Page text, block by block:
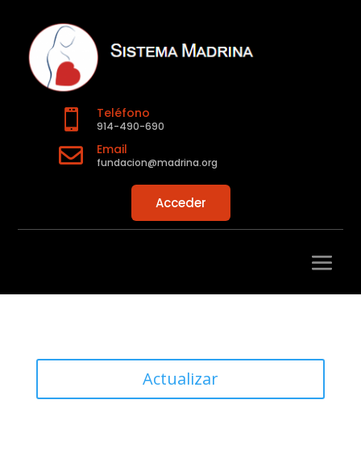
 Teléfono
914-490-690
 Email
fundacion@madrina.org
Acceder
Actualizar